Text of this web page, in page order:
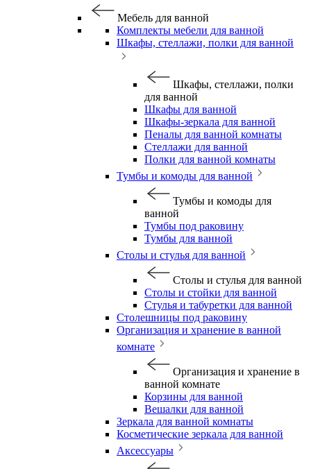
Мебель для ванной
Комплекты мебели для ванной
Шкафы, стеллажи, полки для ванной
Шкафы, стеллажи, полки
для ванной
Шкафы для ванной
Шкафы-зеркала для ванной
Пеналы для ванной комнаты
Стеллажи для ванной
Полки для ванной комнаты
Тумбы и комоды для ванной
Тумбы и комоды для
ванной
Тумбы под раковину
Тумбы для ванной
Столы и стулья для ванной
Столы и стулья для ванной
Столы и стойки для ванной
Стулья и табуретки для ванной
Столешницы под раковину
Организация и хранение в ванной
комнате
Организация и хранение в
ванной комнате
Корзины для ванной
Вешалки для ванной
Зеркала для ванной комнаты
Косметические зеркала для ванной
Аксессуары